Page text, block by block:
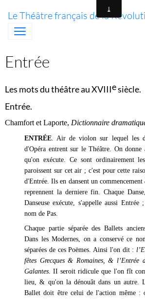
Le Théâtre français de la
Entrée
Les mots du théâtre au XVIIIesiècle.
Entrée.
Chamfort et Laporte, Dictionnaire
ENTRÉE . Air de violon sur lequel les
d'Opéra entrent sur le Théâtre. On donne
qu'on exécute. Ce sont ordinairement
paroissent sur cet air ; c'est pour cette
d'Entrée. Ils en dansent un
reprennent la derniere fin. Chaque
Danseuse exécute, s'appelle aussi
nom de Pas.
Chaque partie séparée des Ballets
Dans les Modernes, on a conservé ce
séparées de ces Poëmes. Ainsi l'on dit :
fêtes Grecques & Romaines, & l’Entrée
Galantes . II seroit ridicule que l'on fît
lieu, & qu'on la dénouât dans un autre.
Ballet doit être celui de l'action même :